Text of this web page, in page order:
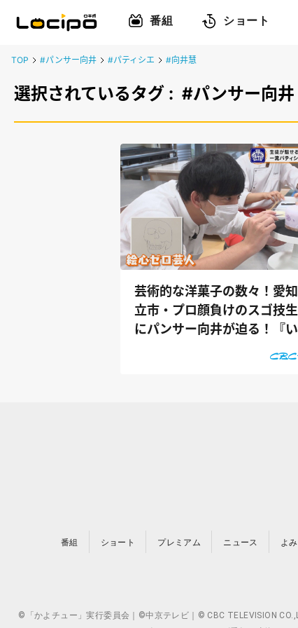
番組 ショート
TOP #パンサー向井 #パティシエ #向井慧
選択されているタグ : #パンサー向井
芸術的な洋菓子の数々！愛
立市・プロ顔負けのスゴ技
にパンサー向井が迫る！『
番組 ショート プレミアム ニュース よ
©「かよチュー」実行委員会｜©中京テレビ｜© CBC TELEVISION